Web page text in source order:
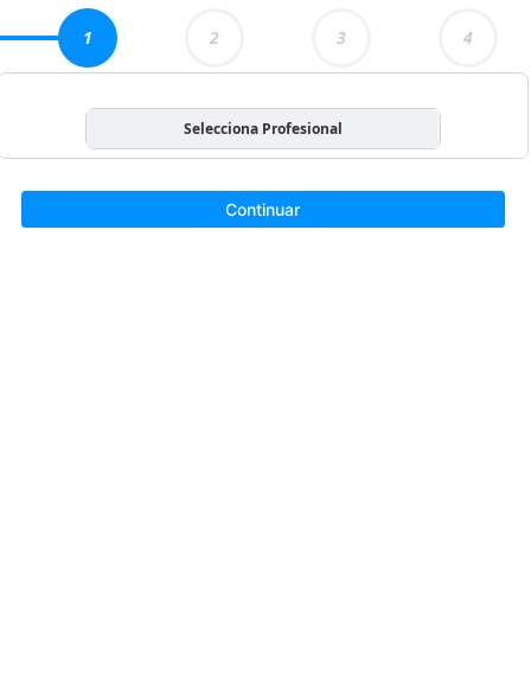
1 2 3 4
Selecciona Profesional
Continuar